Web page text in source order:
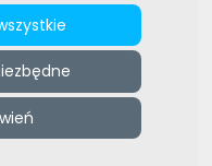
MIEJSCU
Oferta tłumaczenia -